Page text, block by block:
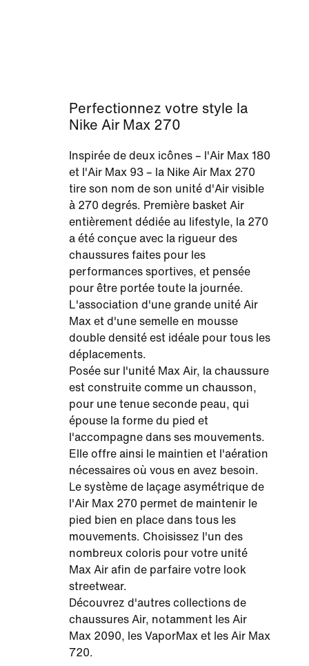
Perfectionnez votre style la
Nike Air Max 270
Inspirée de deux icônes – l'Air Max 180
et l'Air Max 93 – la Nike Air Max 270
tire son nom de son unité d'Air visible
à 270 degrés. Première basket Air
entièrement dédiée au lifestyle, la 270
a été conçue avec la rigueur des
chaussures faites pour les
performances sportives, et pensée
pour être portée toute la journée.
L'association d'une grande unité Air
Max et d'une semelle en mousse
double densité est idéale pour tous les
déplacements.
Posée sur l'unité Max Air, la chaussure
est construite comme un chausson,
pour une tenue seconde peau, qui
épouse la forme du pied et
l'accompagne dans ses mouvements.
Elle offre ainsi le maintien et l'aération
nécessaires où vous en avez besoin.
Le système de laçage asymétrique de
l'Air Max 270 permet de maintenir le
pied bien en place dans tous les
mouvements. Choisissez l'un des
nombreux coloris pour votre unité
Max Air afin de parfaire votre look
streetwear.
Découvrez d'autres collections de
chaussures Air, notamment les Air
Max 2090, les VaporMax et les Air Max
720.